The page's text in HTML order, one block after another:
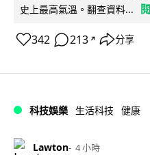
史上最高氣溫。翻查資料...
342 213 ↗ 分享
科技娛樂 生活科技 健康
Lawton 4 小時